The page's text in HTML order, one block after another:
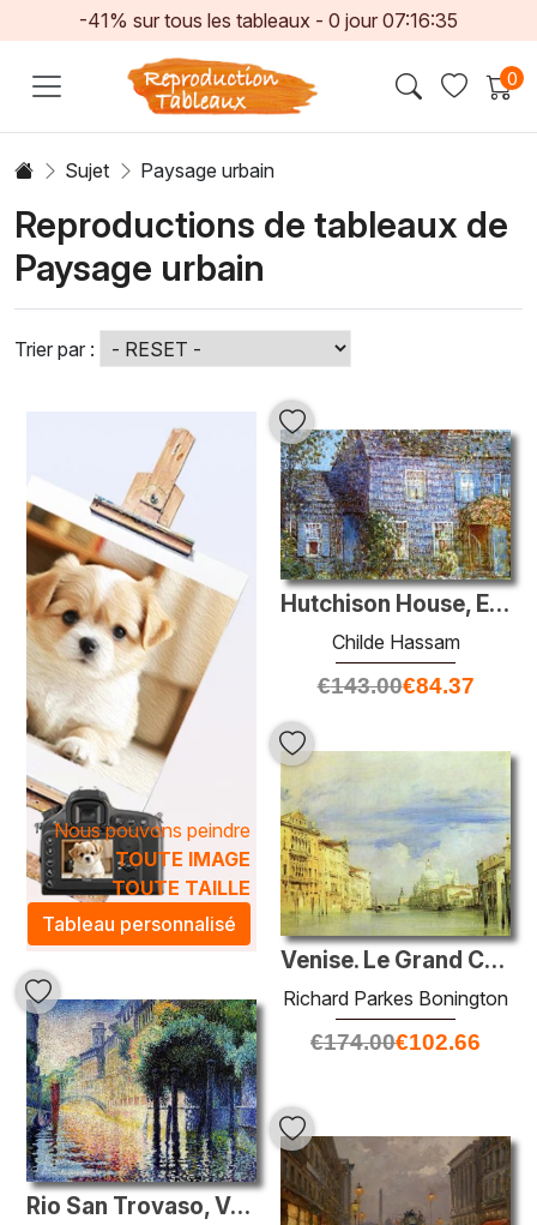
-41% sur tous les tableaux - 0 jour 07:16:33
0
Sujet Paysage urbain
Reproductions de tableaux de
Paysage urbain
Trier par :
Nous pouvons peindre
TOUTE IMAGE
TOUTE TAILLE
Tableau personnalisé
Hutchison House, Easthampton
Childe Hassam
€143.00€84.37
Venise. Le Grand Canal.
Richard Parkes Bonington
€174.00€102.66
Rio San Trovaso, Venise